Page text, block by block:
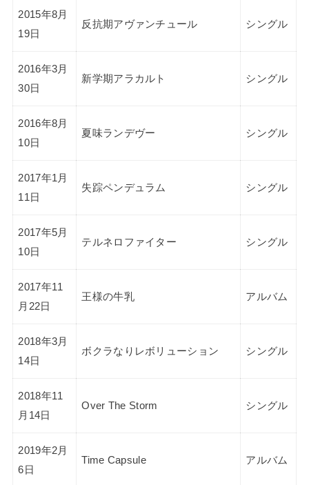
2015年8月
19日
反抗期アヴァンチュール シングル
2016年3月
30日
新学期アラカルト シングル
2016年8月
10日
夏味ランデヴー シングル
2017年1月
11日
失踪ペンデュラム シングル
2017年5月
10日
テルネロファイター シングル
2017年11
月22日
王様の牛乳 アルバム
2018年3月
14日
ボクラなりレボリューション シングル
2018年11
月14日
Over The Storm シングル
2019年2月
6日
Time Capsule アルバム